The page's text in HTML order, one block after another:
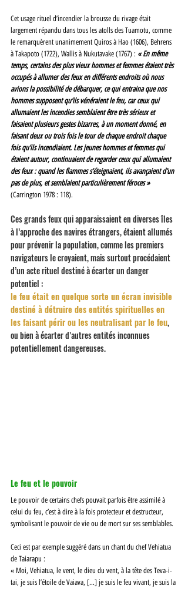
Cet usage rituel d’incendier la brousse du rivage était
largement répandu dans tous les atolls des Tuamotu, comme
le remarquèrent unanimement Quiros à Hao (1606), Behrens
à Takapoto (1722), Wallis à Nukutavake (1767) : « En même
temps, certains des plus vieux hommes et femmes étaient très
occupés à allumer des feux en différents endroits où nous
avions la possibilité de débarquer, ce qui entraina que nos
hommes supposent qu’ils vénéraient le feu, car ceux qui
allumaient les incendies semblaient être très sérieux et
faisaient plusieurs gestes bizarres, à un moment donné, en
faisant deux ou trois fois le tour de chaque endroit chaque
fois qu’ils incendiaient. Les jeunes hommes et femmes qui
étaient autour, continuaient de regarder ceux qui allumaient
des feux : quand les flammes s’éteignaient, ils avançaient d’un
pas de plus, et semblaient particulièrement féroces »
(Carrington 1978 : 118).
Ces grands feux qui apparaissaient en diverses îles
à l’approche des navires étrangers, étaient allumés
pour prévenir la population, comme les premiers
navigateurs le croyaient, mais surtout procédaient
d’un acte rituel destiné à écarter un danger
potentiel :
le feu était en quelque sorte un écran invisible
destiné à détruire des entités spirituelles en
les faisant périr ou les neutralisant par le feu,
ou bien à écarter d’autres entités inconnues
potentiellement dangereuses.
Le feu et le pouvoir
Le pouvoir de certains chefs pouvait parfois être assimilé à
celui du feu, c’est à dire à la fois protecteur et destructeur,
symbolisant le pouvoir de vie ou de mort sur ses semblables.
Ceci est par exemple suggéré dans un chant du chef Vehiatua
de Taiarapu :
« Moi, Vehiatua, le vent, le dieu du vent, à la tête des Teva-i-
tai, je suis l’étoile de Vaiava, [...] je suis le feu vivant, je suis la